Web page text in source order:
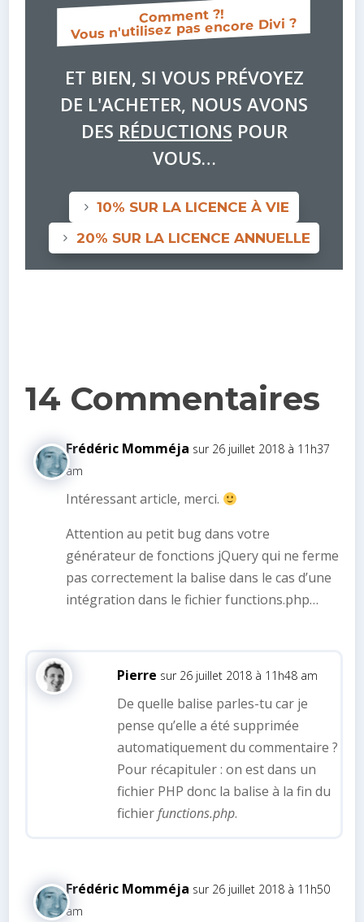
Comment ?!
Vous n'utilisez pas encore Divi ?
ET BIEN, SI VOUS PRÉVOYEZ
DE L'ACHETER, NOUS AVONS
DES RÉDUCTIONS POUR
VOUS…
10% SUR LA LICENCE À VIE
20% SUR LA LICENCE ANNUELLE
14 Commentaires
Frédéric Momméja sur 26 juillet 2018 à 11h37
am
Intéressant article, merci.
Attention au petit bug dans votre
générateur de fonctions jQuery qui ne ferme
pas correctement la balise dans le cas d’une
intégration dans le fichier functions.php…
Pierre sur 26 juillet 2018 à 11h48 am
De quelle balise parles-tu car je
pense qu’elle a été supprimée
automatiquement du commentaire ?
Pour récapituler : on est dans un
fichier PHP donc la baliseà la fin du
fichierfunctions.php.
Frédéric Momméja sur 26 juillet 2018 à 11h50
am